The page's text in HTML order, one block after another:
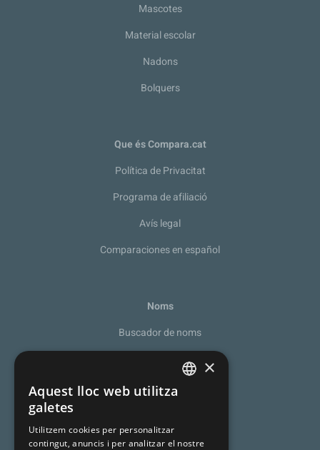
Mascotes
Material escolar
Nadons
Bolquers
Que és Compara.cat
Política de Privacitat
Programa de afiliació
Avís legal
Comparaciones en español
Noms
Buscador de noms
Recomanador de noms
De la A a la Z
Cognoms catalansENGLISH
×
Aquest lloc web utilitza
galetes
Utilitzem cookies per personalitzar
contingut, anuncis i per analitzar el nostre